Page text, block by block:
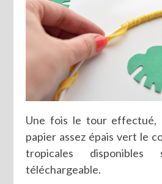
Une fois le tour effectué,
papier assez épais vert le
tropicales
téléchargeable.